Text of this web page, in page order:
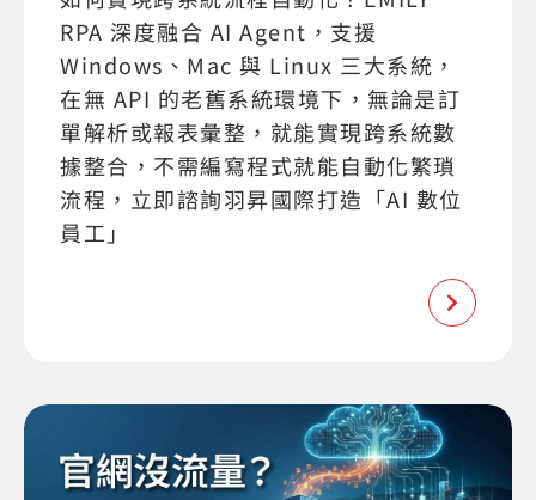
RPA 深度融合 AI Agent，支援
Windows、Mac 與 Linux 三大系統，
在無 API 的老舊系統環境下，無論是訂
單解析或報表彙整，就能實現跨系統數
據整合，不需編寫程式就能自動化繁瑣
流程，立即諮詢羽昇國際打造「AI 數位
員工」